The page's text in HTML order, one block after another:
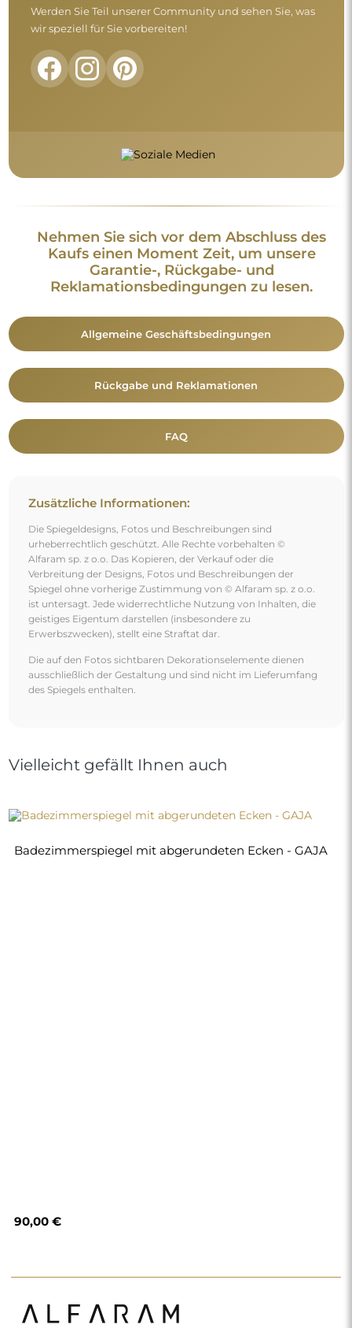
Werden Sie Teil unserer Community und sehen Sie, was
wir speziell für Sie vorbereiten!
Nehmen Sie sich vor dem Abschluss des
Kaufs einen Moment Zeit, um unsere
Garantie-, Rückgabe- und
Reklamationsbedingungen zu lesen.
Allgemeine Geschäftsbedingungen
Rückgabe und Reklamationen
FAQ
Zusätzliche Informationen:
Die Spiegeldesigns, Fotos und Beschreibungen sind
urheberrechtlich geschützt. Alle Rechte vorbehalten ©
Alfaram sp. z o.o. Das Kopieren, der Verkauf oder die
Verbreitung der Designs, Fotos und Beschreibungen der
Spiegel ohne vorherige Zustimmung von © Alfaram sp. z o.o.
ist untersagt. Jede widerrechtliche Nutzung von Inhalten, die
geistiges Eigentum darstellen (insbesondere zu
Erwerbszwecken), stellt eine Straftat dar.
Die auf den Fotos sichtbaren Dekorationselemente dienen
ausschließlich der Gestaltung und sind nicht im Lieferumfang
des Spiegels enthalten.
Vielleicht gefällt Ihnen auch
Badezimmerspiegel mit abgerundeten Ecken - GAJA
90,00 €